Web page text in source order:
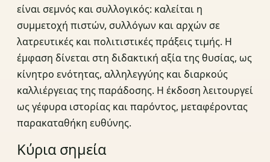
είναι σεμνός και συλλογικός: καλείται η
συμμετοχή πιστών, συλλόγων και αρχών σε
λατρευτικές και πολιτιστικές πράξεις τιμής. Η
έμφαση δίνεται στη διδακτική αξία της θυσίας, ως
κίνητρο ενότητας, αλληλεγγύης και διαρκούς
καλλιέργειας της παράδοσης. Η έκδοση λειτουργεί
ως γέφυρα ιστορίας και παρόντος, μεταφέροντας
παρακαταθήκη ευθύνης.
Κύρια σημεία